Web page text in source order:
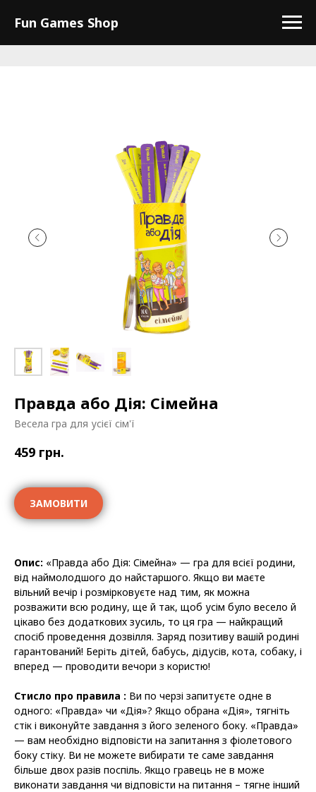
Fun Games Shop
Правда або Дія: Сімейна
Весела гра для усієї сім'ї
459 грн.
ЗАМОВИТИ
Опис: «Правда або Дія: Сімейна» — гра для всієї родини,
від наймолодшого до найстаршого. Якщо ви маєте
вільний вечір і розмірковуєте над тим, як можна
розважити всю родину, ще й так, щоб усім було весело й
цікаво без додаткових зусиль, то ця гра — найкращий
спосіб проведення дозвілля. Заряд позитиву вашій родині
гарантований! Беріть дітей, бабусь, дідусів, кота, собаку, і
вперед — проводити вечори з користю!
Стисло про правила : Ви по черзі запитуєте одне в
одного: «Правда» чи «Дія»? Якщо обрана «Дія», тягніть
стік і виконуйте завдання з його зеленого боку. «Правда»
— вам необхідно відповісти на запитання з фіолетового
боку стіку. Ви не можете вибирати те саме завдання
більше двох разів поспіль. Якщо гравець не в може
виконати завдання чи відповісти на питання – тягне інший